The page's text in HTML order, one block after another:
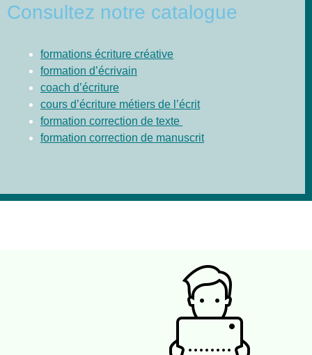
Consultez notre catalogue
formations écriture créative
formation d’écrivain
coach d’écriture
cours d’écriture métiers de l’écrit
formation correction de texte
formation correction de manuscrit